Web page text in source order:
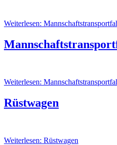
Weiterlesen:
Weiterlesen:
Rüstwagen
Weiterlesen: Rüstwagen